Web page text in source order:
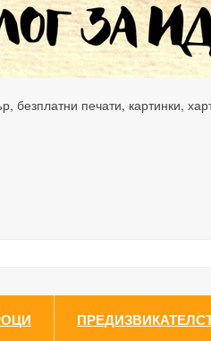
безплатни печати, картинки,